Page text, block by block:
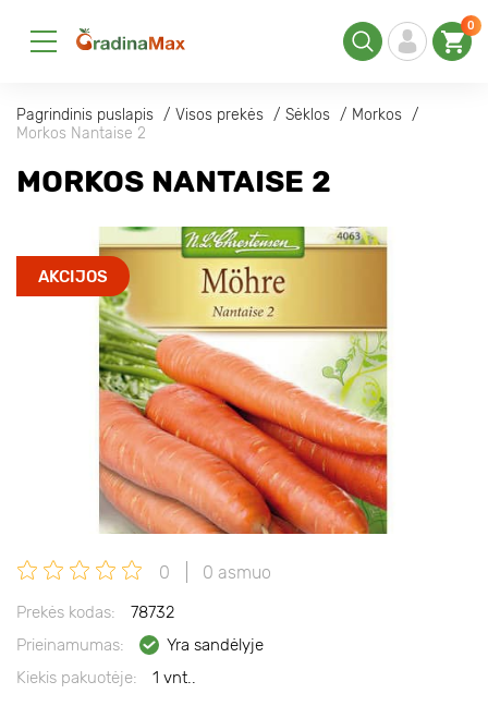
0
Pagrindinis puslapis Visos prekės Sėklos
Morkos
Morkos Nantaise 2
MORKOS NANTAISE 2
AKCIJOS
0 0 asmuo
Prekės kodas:
78732
Prieinamumas:
Yra sandėlyje
Kiekis pakuotėje:
1 vnt..